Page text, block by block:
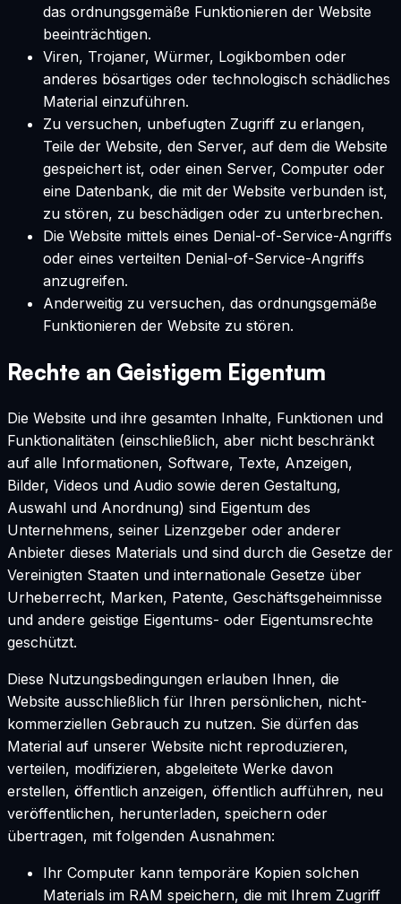
das ordnungsgemäße Funktionieren der Website
beeinträchtigen.
Viren, Trojaner, Würmer, Logikbomben oder
anderes bösartiges oder technologisch schädliches
Material einzuführen.
Zu versuchen, unbefugten Zugriff zu erlangen,
Teile der Website, den Server, auf dem die Website
gespeichert ist, oder einen Server, Computer oder
eine Datenbank, die mit der Website verbunden ist,
zu stören, zu beschädigen oder zu unterbrechen.
Die Website mittels eines Denial-of-Service-Angriffs
oder eines verteilten Denial-of-Service-Angriffs
anzugreifen.
Anderweitig zu versuchen, das ordnungsgemäße
Funktionieren der Website zu stören.
Rechte an Geistigem Eigentum
Die Website und ihre gesamten Inhalte, Funktionen und
Funktionalitäten (einschließlich, aber nicht beschränkt
auf alle Informationen, Software, Texte, Anzeigen,
Bilder, Videos und Audio sowie deren Gestaltung,
Auswahl und Anordnung) sind Eigentum des
Unternehmens, seiner Lizenzgeber oder anderer
Anbieter dieses Materials und sind durch die Gesetze der
Vereinigten Staaten und internationale Gesetze über
Urheberrecht, Marken, Patente, Geschäftsgeheimnisse
und andere geistige Eigentums- oder Eigentumsrechte
geschützt.
Diese Nutzungsbedingungen erlauben Ihnen, die
Website ausschließlich für Ihren persönlichen, nicht-
kommerziellen Gebrauch zu nutzen. Sie dürfen das
Material auf unserer Website nicht reproduzieren,
verteilen, modifizieren, abgeleitete Werke davon
erstellen, öffentlich anzeigen, öffentlich aufführen, neu
veröffentlichen, herunterladen, speichern oder
übertragen, mit folgenden Ausnahmen:
Ihr Computer kann temporäre Kopien solchen
Materials im RAM speichern, die mit Ihrem Zugriff